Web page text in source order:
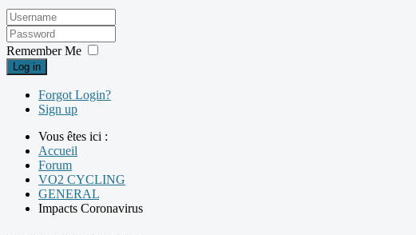
Remember Me
Log in
Forgot Login?
Sign up
Vous êtes ici :
Accueil
Forum
VO2 CYCLING
GENERAL
Impacts Coronavirus